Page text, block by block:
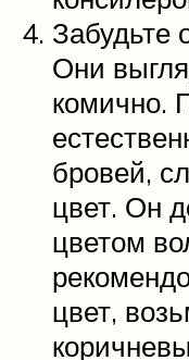
Забудьте
Они
комично.
бровей,
цвет. Он
цветом
цвет,